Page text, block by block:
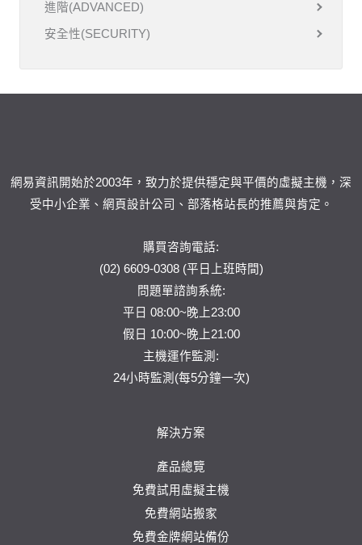
進階(ADVANCED)
安全性(SECURITY)
網易資訊開始於2003年，致力於提供穩定與平價的虛擬主機，深
受中小企業、網頁設計公司、部落格站長的推薦與肯定。
購買咨詢電話:
(02) 6609-0308 (平日上班時間)
問題單諮詢系統:
平日 08:00~晚上23:00
假日 10:00~晚上21:00
主機運作監測:
24小時監測(每5分鐘一次)
解決方案
產品總覽
免費試用虛擬主機
免費網站搬家
免費金牌網站備份